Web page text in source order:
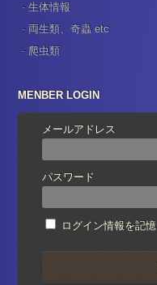
生体情報
両生類、奇蟲 etc
爬虫類
MENBER LOGIN
メールアドレス
パスワード
ログイン情報を記憶